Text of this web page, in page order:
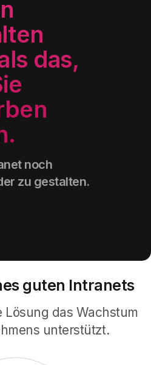
kennenzulernen.
Mehr erfahren
Bilder, Dokumente und
einer visuellen
Intranet
Benutzern
in ihrer
Inhalte
das,
.
noch
zu gestalten.
guten Intranets
Lösung das Wachstum
unterstützt.